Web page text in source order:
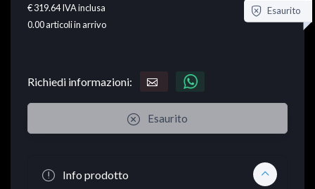
€ 319.64IVA inclusa
0.00articoli in arrivo
Esaurito
Richiedi informazioni:
Esaurito
Info prodotto